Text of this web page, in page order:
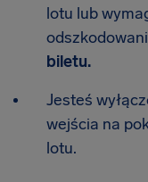
lotu lub
biletu.
Jesteś
wejścia na
lotu.